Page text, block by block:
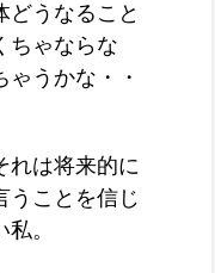
どうなること
ちゃならな
うかな・・
れは将来的に
うことを信じ
。